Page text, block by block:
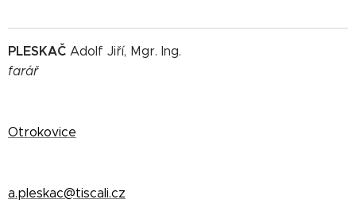
PLESKAČ Adolf Jiří, Mgr. Ing.
farář
Otrokovice
a.pleskac@tiscali.cz